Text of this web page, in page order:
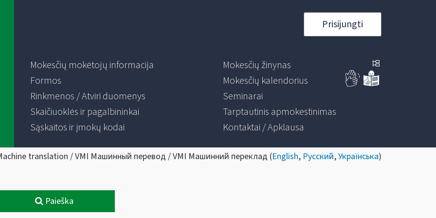
Prisijungti
Mokesčių mokėtojų informacija
Formos
Rinkmenos / Atviri duomenys
Skaičiuoklės ir pagalbininkai
Sąskaitos ir įmokų kodai
Mokesčių žinynas
Mokesčių kalendorius
Seminarai
Tarptautinis apmokestinimas
Kontaktai / Apklausa
translation / VMI Машинный перевод / VMI Машинний переклад (English, Русский,Українська)
Paieška